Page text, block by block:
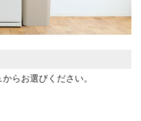
らお選びください。